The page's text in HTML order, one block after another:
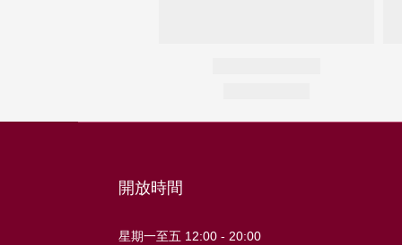
開放時間
星期一至五 12:00 - 20:00